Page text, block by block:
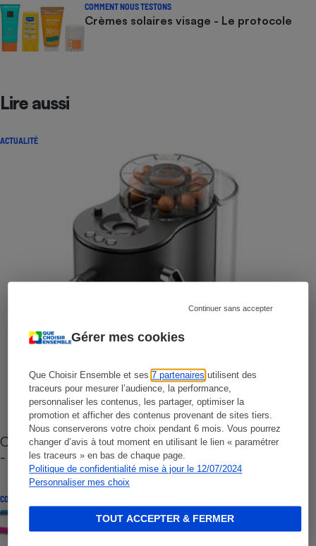
Gérer mes cookies
Que Choisir Ensemble et ses7 partenaires utilisent des
traceurs pour mesurer l’audience, la performance,
personnaliser les contenus, les partager, optimiser la
promotion et afficher des contenus provenant de sites tiers.
Nous conserverons votre choix pendant 6 mois. Vous pourrez
changer d’avis à tout moment en utilisant le lien « paramétrer
les traceurs » en bas de chaque page.
Politique de confidentialité mise à jour le 12/07/2024
Personnaliser mes choix
Continuer sans accepter
TOUT ACCEPTER & FERMER
COMMENT NOUS TESTONS
Crèmes solaires visage - Le protocole
Lire aussi
ACTUALITÉ
Cafetière à capsules zéro déchet CoffeeB (vidéo)
- Premières impressions
CONSEILS